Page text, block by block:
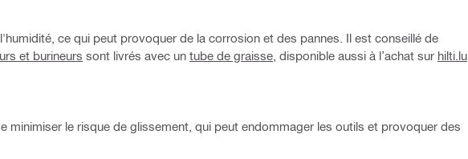
ce qui peut provoquer de la corrosion et des pannes. Il est conseillé de
et burineurs sont livrés avec un tube de graisse , disponible aussi à l’achat sur hilti.lu
minimiser le risque de glissement, qui peut endommager les outils et provoquer des